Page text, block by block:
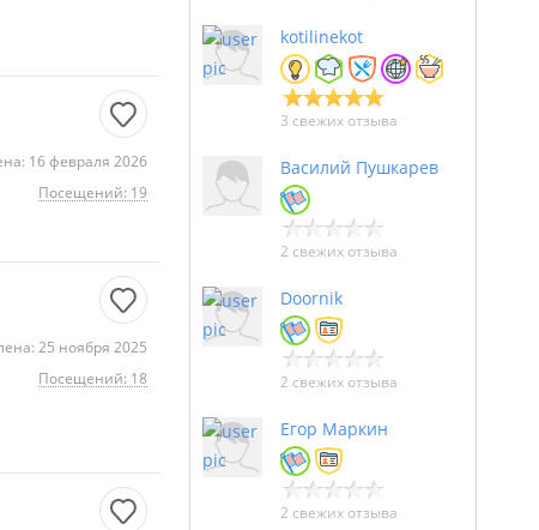
16 февраля 2026
Посещений: 19
25 ноября 2025
Посещений: 18
kotilinekot
3 свежих отзыва
Василий Пушкарев
2 свежих отзыва
Doornik
2 свежих отзыва
Егор Маркин
2 свежих отзыва